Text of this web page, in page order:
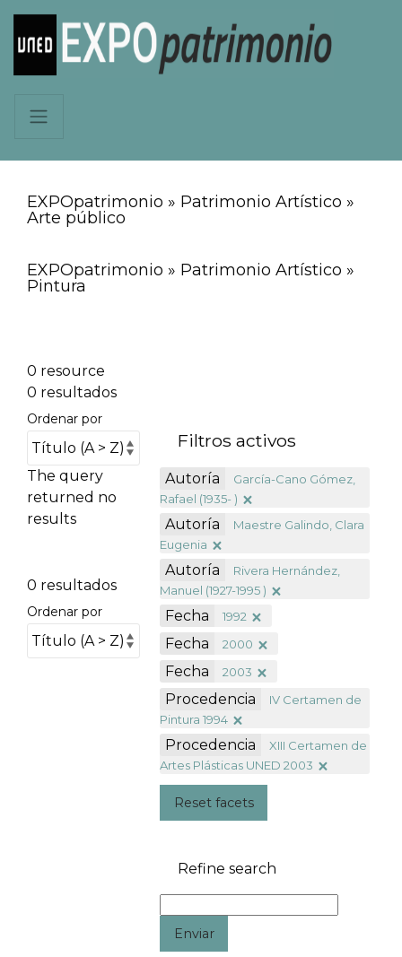
EXPOpatrimonio » Patrimonio Artístico »
Arte público
EXPOpatrimonio » Patrimonio Artístico »
Pintura
0 resource
0 resultados
Ordenar por
The query
returned no
results
0 resultados
Ordenar por
Filtros activos
Autoría
García-Cano Gómez,
Rafael (1935- )
Autoría
Maestre Galindo, Clara
Eugenia
Autoría
Rivera Hernández,
Manuel (1927-1995 )
Fecha 1992
Fecha 2000
Fecha 2003
Procedencia
IV Certamen de
Pintura 1994
Procedencia
XIII Certamen de
Artes Plásticas UNED 2003
Reset facets
Refine search
Enviar